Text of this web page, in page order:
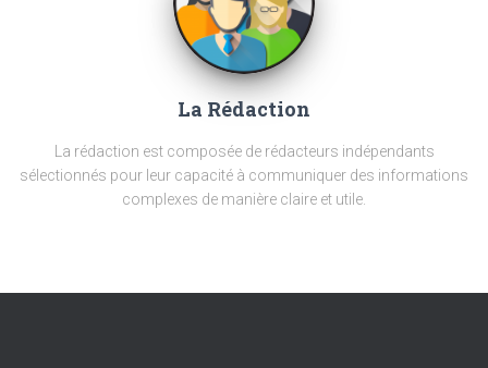
La Rédaction
La rédaction est composée de rédacteurs indépendants
sélectionnés pour leur capacité à communiquer des informations
complexes de manière claire et utile.